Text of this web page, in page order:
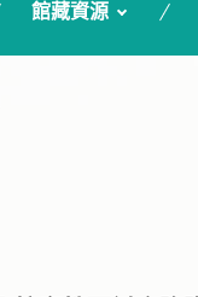
館藏資源